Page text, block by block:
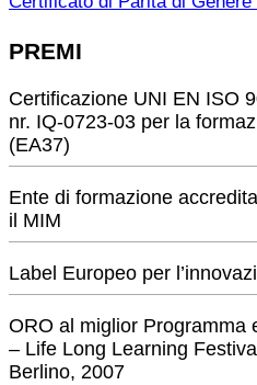
PREMI
Certificazione UNI EN ISO
nr. IQ-0723-03 per la
(EA37)
Ente di formazione
il MIM
Label Europeo per
ORO al miglior Programma
– Life Long Learning
Berlino, 2007